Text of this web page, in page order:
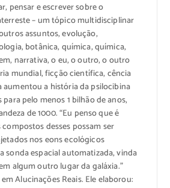
pensar e escrever sobre o
– um tópico multidisciplinar
assuntos, evolução,
botânica, química, química,
narrativa, o eu, o outro, o outro
mundial, ficção científica, cência
aumentou a história da psilocibina
para pelo menos 1 bilhão de anos,
de 1000. “Eu penso que é
desses possam ser
nos eons ecológicos
sonda espacial automatizada, vinda
algum outro lugar da galáxia.”
Alucinações Reais. Ele elaborou: